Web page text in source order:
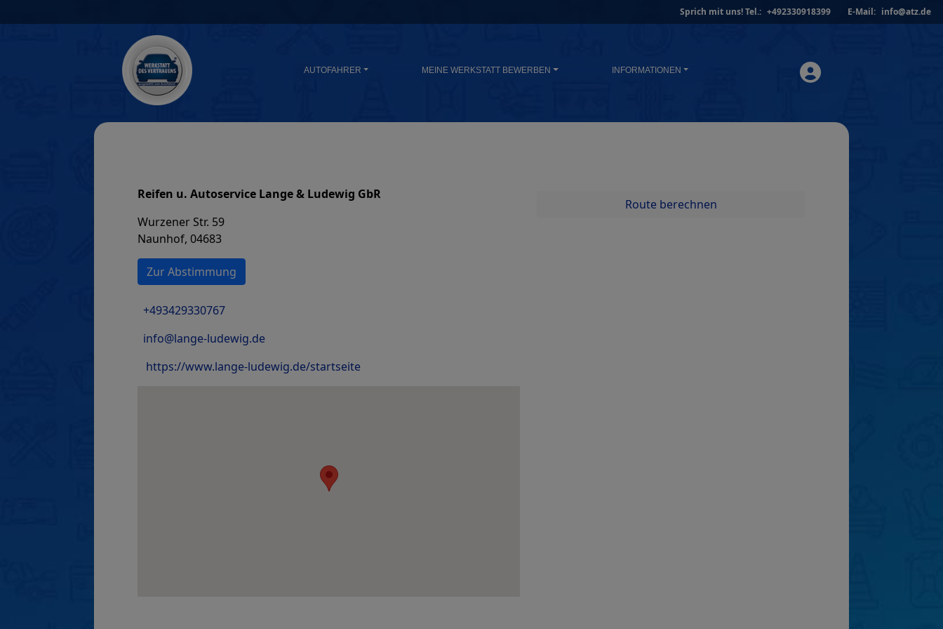
to
Sprich mit uns!Tel.: +492330918399 E-Mail: info@atz.de
AUTOFAHRER MEINE WERKSTATT BEWERBEN INFORMATIONEN
Reifen u. Autoservice Lange & Ludewig GbR
Wurzener Str. 59
Naunhof, 04683
Zur Abstimmung
+493429330767
info@lange-ludewig.de
https://www.lange-ludewig.de/startseite
Route berechnen